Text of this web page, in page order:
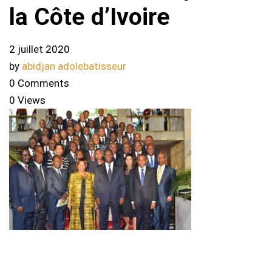
la Côte d’Ivoire
2 juillet 2020
by abidjan adolebatisseur
0 Comments
0 Views